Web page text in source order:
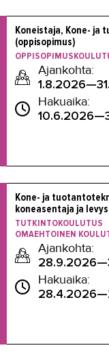
Koneistaja, Kone-
(oppisopimus)
Ajankohta:
Hakuaika:
Kone- ja
koneasentaja ja
TUTKINTOKOULUTUS
OMAEHTOINEN
Ajankohta:
Hakuaika: